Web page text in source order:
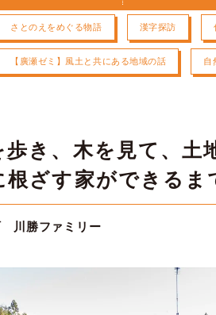
さとのえをめぐる物語 漢字探訪
【廣瀬ゼミ】風土と共にある地域の話 自
歩き、木を見て、土
根ざす家ができるま
川勝ファミリー